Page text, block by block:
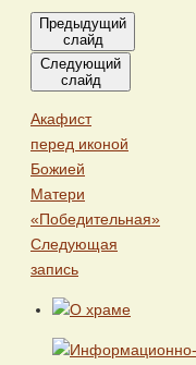
Предыдущий
слайд
Следующий
слайд
Акафист
перед иконой
Божией
Матери
«Победительная»
Следующая
запись